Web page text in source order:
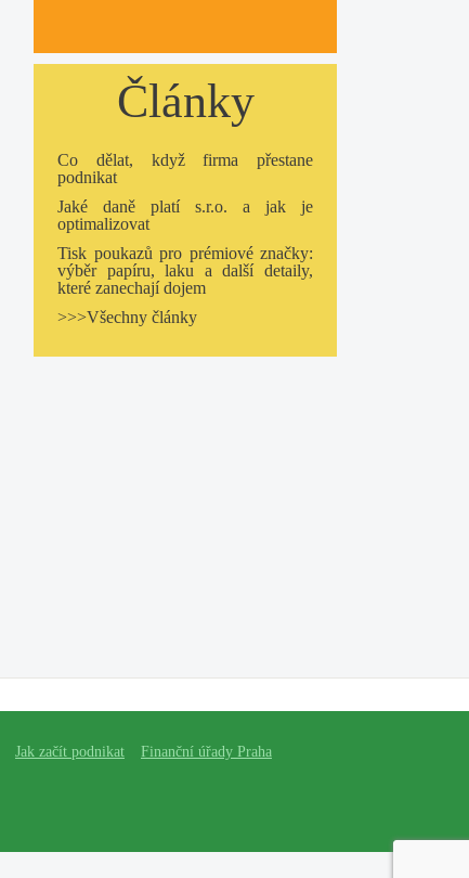
Články
Co dělat, když firma přestane
podnikat
Jaké daně platí s.r.o. a jak je
optimalizovat
Tisk poukazů pro prémiové značky:
výběr papíru, laku a další detaily,
které zanechají dojem
>>>Všechny články
Jak začít podnikat
Finanční úřady Praha